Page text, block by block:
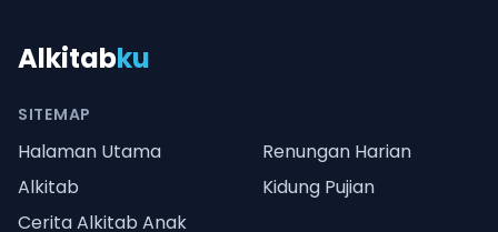
Alkitabku
SITEMAP
Halaman Utama
Renungan Harian
Alkitab
Kidung Pujian
Cerita Alkitab Anak